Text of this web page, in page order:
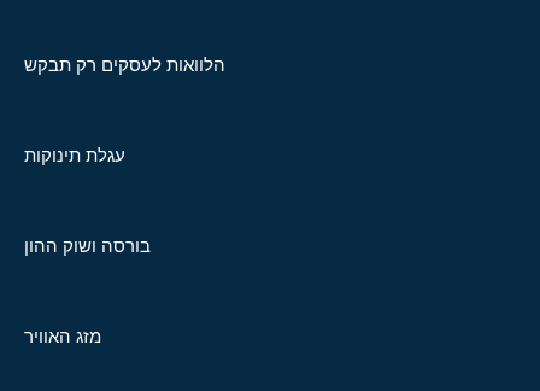
הלוואות לעסקים רק תבקש
עגלת תינוקות
בורסה ושוק ההון
מזג האוויר